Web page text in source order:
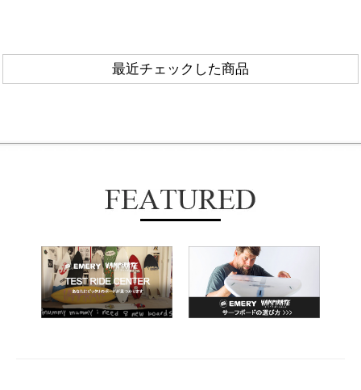
最近チェックした商品